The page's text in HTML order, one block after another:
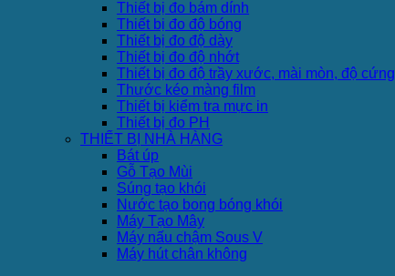
Thiết bị đo bám dính
Thiết bị đo độ bóng
Thiết bị đo độ dày
Thiết bị đo độ nhớt
Thiết bị đo độ trầy xước, mài mòn, độ cứng
Thước kéo màng film
Thiết bị kiểm tra mực in
Thiết bị đo PH
THIẾT BỊ NHÀ HÀNG
Bát úp
Gỗ Tạo Mùi
Súng tạo khói
Nước tạo bong bóng khói
Máy Tạo Mây
Máy nấu chậm Sous V
Máy hút chân không